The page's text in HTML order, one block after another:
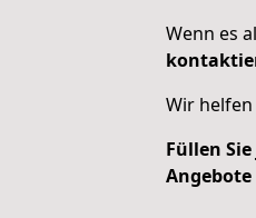
Wenn es
Wir
Füllen
Angebote